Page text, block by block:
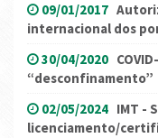
09/01/2017
internacional dos
30/04/2020
“desconfinamento”
02/05/2024 IMT -
licenciamento/